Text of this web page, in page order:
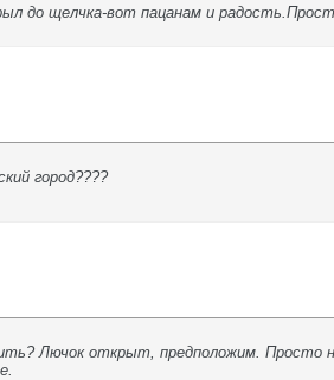
до щелчка-вот пацанам и
город????
Лючок открыт, предположим. Просто